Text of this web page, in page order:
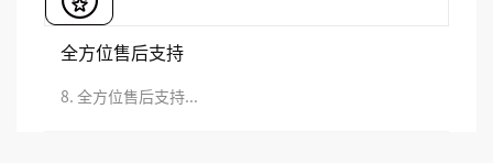
全方位售后支持
8. 全方位售后支持...